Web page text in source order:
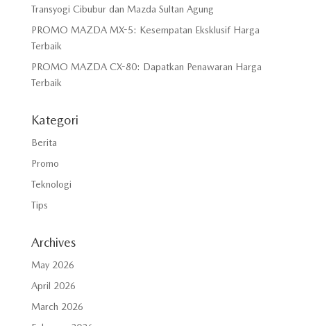
Transyogi Cibubur dan Mazda Sultan Agung
PROMO MAZDA MX-5: Kesempatan Eksklusif Harga
Terbaik
PROMO MAZDA CX-80: Dapatkan Penawaran Harga
Terbaik
Kategori
Berita
Promo
Teknologi
Tips
Archives
May 2026
April 2026
March 2026